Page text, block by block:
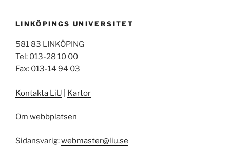
LINKÖPINGS UNIVERSITET
581 83 LINKÖPING
Tel: 013-28 10 00
Fax: 013-14 94 03
Kontakta LiU Kartor
Om webbplatsen
Sidansvarig:webmaster@liu.se